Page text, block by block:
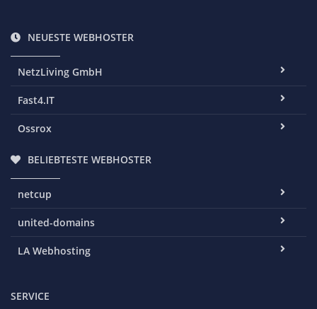
NEUESTE WEBHOSTER
NetzLiving GmbH
Fast4.IT
Ossrox
BELIEBTESTE WEBHOSTER
netcup
united-domains
LA Webhosting
SERVICE